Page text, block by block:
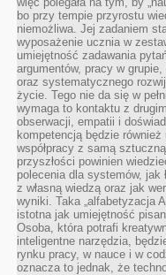
bo przy tempie przyrostu
niemożliwa. Jej zadaniem
wyposażenie ucznia w
umiejętność zadawania
argumentów, pracy w
oraz systematycznego
życie. Tego nie da się w
wymaga to kontaktu z
obserwacji, empatii i
kompetencją będzie również
współpracy z samą
przyszłości powinien
polecenia dla systemów, jak
z własną wiedzą oraz jak
wyniki. Taka „alfabetyzacja
istotna jak umiejętność
Osoba, która potrafi
inteligentne narzędzia,
rynku pracy, w nauce i w
oznacza to jednak, że